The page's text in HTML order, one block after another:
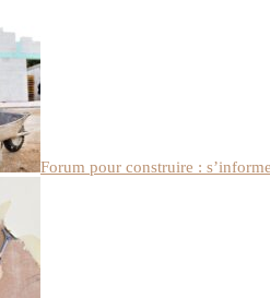
Forum pour construire :